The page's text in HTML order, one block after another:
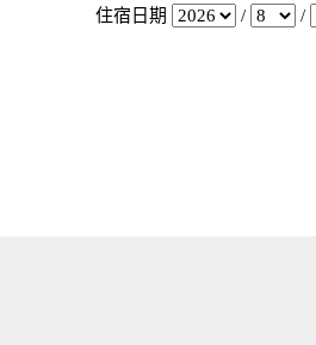
住宿日期 / /